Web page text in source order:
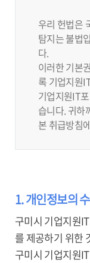
우리 헌법은
탐지는 불법
다.
이러한 기본
록 기업지원
기업지원IT
습니다. 귀하
본 취급방침
1. 개인정보의
구미시 기업지원
를 제공하기 위한
구미시 기업지원